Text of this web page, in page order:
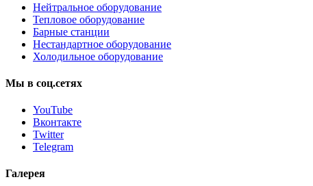
Нейтральное оборудование
Тепловое оборудование
Барные станции
Нестандартное оборудование
Холодильное оборудование
Мы в соц.сетях
YouTube
Вконтакте
Twitter
Telegram
Галерея